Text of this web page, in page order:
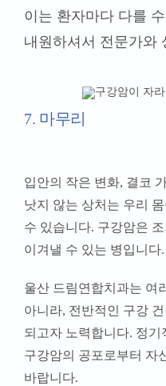
이는 환자마다 다를
내원하셔서 전문가와
7. 마무리
입안의 작은 변화, 결코
낫지 않는 상처는 우리
수 있습니다. 구강암은
이겨낼 수 있는 병입니다.
울산 드림연합치과는 여
아니라, 전반적인 구강
되고자 노력합니다. 정기
구강암의 공포로부터 자
바랍니다.